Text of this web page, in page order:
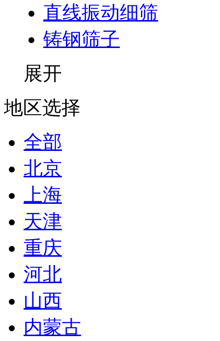
直线振动细筛
铸钢筛子
展开
地区选择
全部
北京
上海
天津
重庆
河北
山西
内蒙古